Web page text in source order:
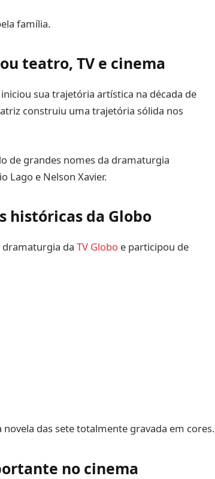
família.
teatro, TV e cinema
sua trajetória artística na década de
construiu uma trajetória sólida nos
de grandes nomes da dramaturgia
Lago e Nelson Xavier.
históricas da Globo
dramaturgia da TV Globoe participou de
das sete totalmente gravada em cores.
no cinema